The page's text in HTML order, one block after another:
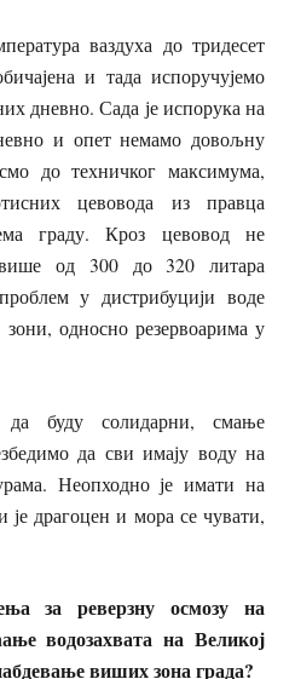
ваздуха до тридесет
и тада испоручујемо
дневно. Сада је испорука на
и опет немамо довољну
до техничког максимума,
цевовода из правца
граду. Кроз цевовод не
од 300 до 320 литара
у дистрибуцији воде
зони, односно резервоарима у
да буду солидарни, смање
да сви имају воду на
Неопходно је имати на
је драгоцен и мора се чувати,
за реверзну осмозу на
водозахвата на Великој
вишихзонаграда?